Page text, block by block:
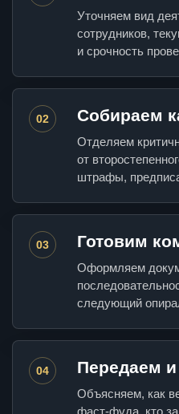
Уточняем вид
сотрудников,
и срочность
02 Собираем
Отделяем
от
штрафы,
03 Готовим
Оформляем
следующий
04 Передаем
Объясняем, как
фаст-фуда, кто